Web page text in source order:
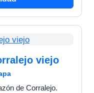
viejo
de Corralejo.